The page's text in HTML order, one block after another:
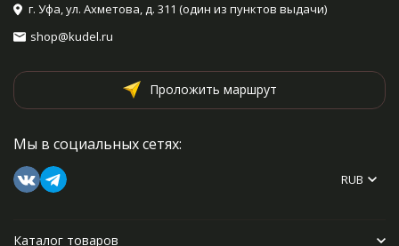
г. Уфа, ул. Ахметова, д. 311 (один из пунктов выдачи)
shop@kudel.ru
Проложить маршрут
Мы в социальных сетях:
RUB
Каталог товаров